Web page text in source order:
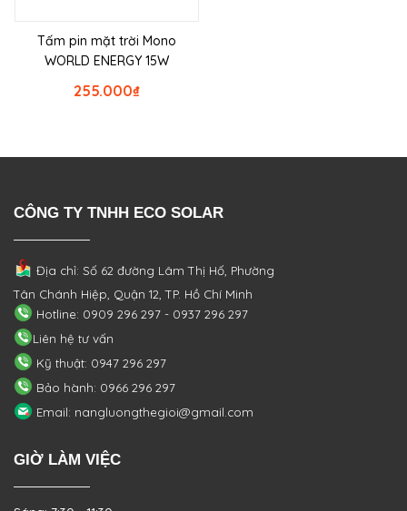
Tấm pin mặt trời Mono
WORLD ENERGY 15W
₫
255.000
CÔNG TY TNHH ECO SOLAR
Địa chỉ: Số 62 đường Lâm Thị Hố, Phường
Tân Chánh Hiệp, Quận 12, TP. Hồ Chí Minh
Hotline: 0909 296 297 - 0937 296 297
Liên hệ tư vấn
Kỹ thuật: 0947 296 297
Bảo hành: 0966 296 297
Email: nangluongthegioi@gmail.com
GIỜ LÀM VIỆC